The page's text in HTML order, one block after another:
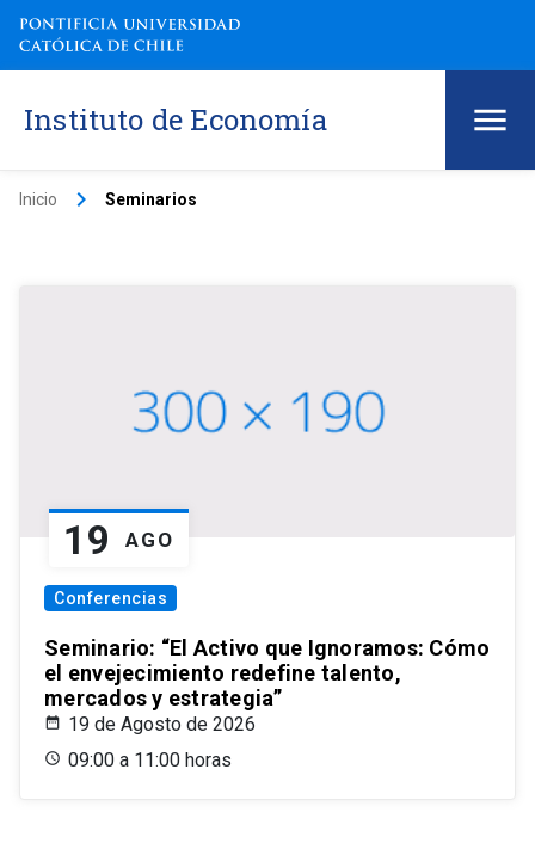
Instituto de Economía
Inicio keyboard_arrow_right Seminarios
19 AGO
Conferencias
Seminario: “El Activo que Ignoramos: Cómo
el envejecimiento redefine talento,
mercados y estrategia”
19 de Agosto de 2026
09:00 a 11:00 horas